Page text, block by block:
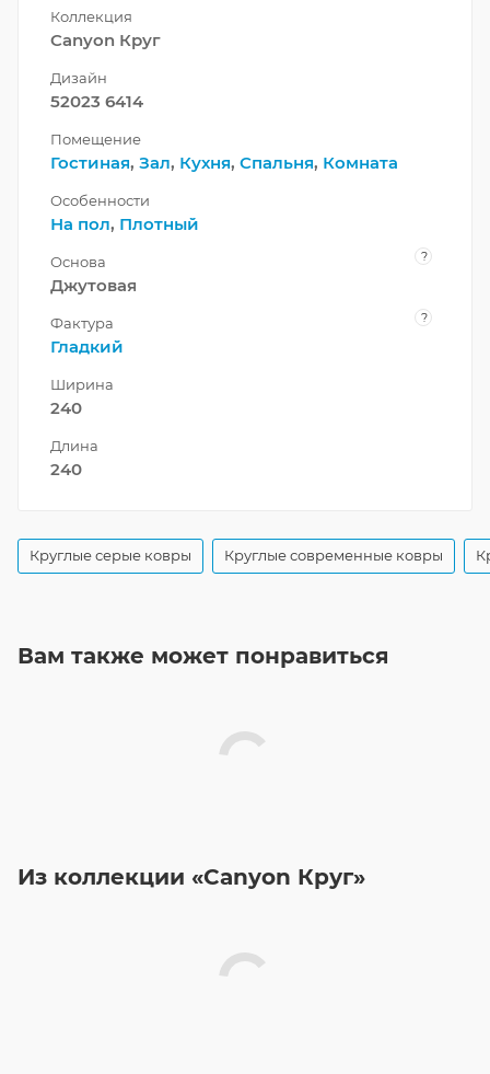
Коллекция
Canyon Круг
Дизайн
52023 6414
Помещение
Гостиная, Зал, Кухня, Спальня, Комната
Особенности
На пол, Плотный
Основа ?
Джутовая
Фактура ?
Гладкий
Ширина
240
Длина
240
Круглые серые ковры Круглые современные ковры
Вам также может понравиться
Из коллекции «Canyon Круг»